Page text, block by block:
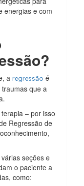
energias e com
aregressão é
que a
– por isso
Regressão de
seções e
o paciente a
como: